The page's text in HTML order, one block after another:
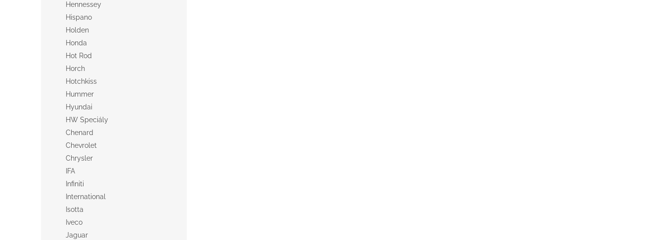
Hennessey
Hispano
Holden
Honda
Hot Rod
Horch
Hotchkiss
Hummer
Hyundai
HW Speciály
Chenard
Chevrolet
Chrysler
IFA
Infiniti
International
Isotta
Iveco
Jaguar